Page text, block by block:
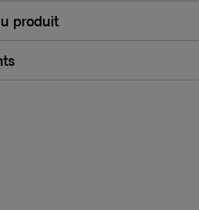
produit